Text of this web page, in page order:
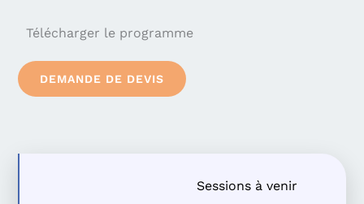
Télécharger le programme
DEMANDE DE DEVIS
Sessions à venir